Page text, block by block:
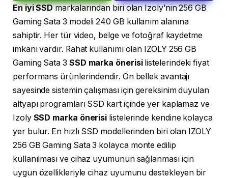
En iyi SSDmarkalarından biri olan Izoly’nin 256 GB
Gaming Sata 3 modeli 240 GB kullanım alanına
sahiptir. Her tür video, belge ve fotoğraf kaydetme
imkanı vardır. Rahat kullanımı olan IZOLY 256 GB
Gaming Sata 3 SSD marka önerisi listelerindeki fiyat
performans ürünlerindendir. Ön bellek avantajı
sayesinde sistemin çalışması için gereksinim duyulan
altyapı programları SSD kart içinde yer kaplamaz ve
Izoly SSD marka önerisi listelerinde kendine kolayca
yer bulur. En hızlı SSD modellerinden biri olan IZOLY
256 GB Gaming Sata 3 kolayca monte edilip
kullanılması ve cihaz uyumunun sağlanması için
uygun özellikleriyle cihaz uyumunu destekleyen bir